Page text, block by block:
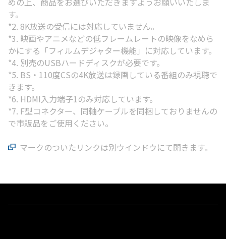
す。
*2. 8K放送の受信には対応していません。
*3. 映画やアニメなどの低フレームレートの映像をなめら
かにする「フィルムデジャター機能」に対応しています。
*4. 別売のUSBハードディスクが必要です。
*5. BS・110度CSの4K放送は録画している番組のみ視聴で
きます。
*6. HDMI入力端子1のみ対応しています。
*7. F型コネクター、同軸ケーブルを同梱しておりませんの
で市販品をご使用ください。
マークのついたリンクは別ウインドウにて開きます。